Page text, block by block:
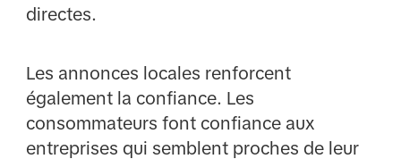
directes.
Les annonces locales renforcent
également la confiance. Les
consommateurs font confiance aux
entreprises qui semblent proches de leur